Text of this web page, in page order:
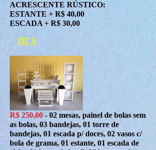
ACRESCENTE RÚSTICO:
ESTANTE + R$ 40,00
ESCADA + R$ 30,00
KIT 3
R$ 250,00 - 02 mesas, painel de bolas sem
as bolas, 03 bandejas, 01 torre de
bandejas, 01 escada p/ doces, 02 vasos c/
bola de grama, 01 estante, 01 escada de